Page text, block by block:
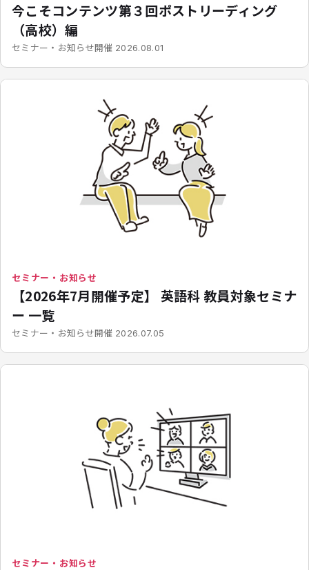
今こそコンテンツ第３回ポストリーディング
（高校）編
セミナー・お知らせ開催 2026.08.01
セミナー・お知らせ
【2026年7月開催予定】 英語科 教員対象セミナ
ー 一覧
セミナー・お知らせ開催 2026.07.05
セミナー・お知らせ